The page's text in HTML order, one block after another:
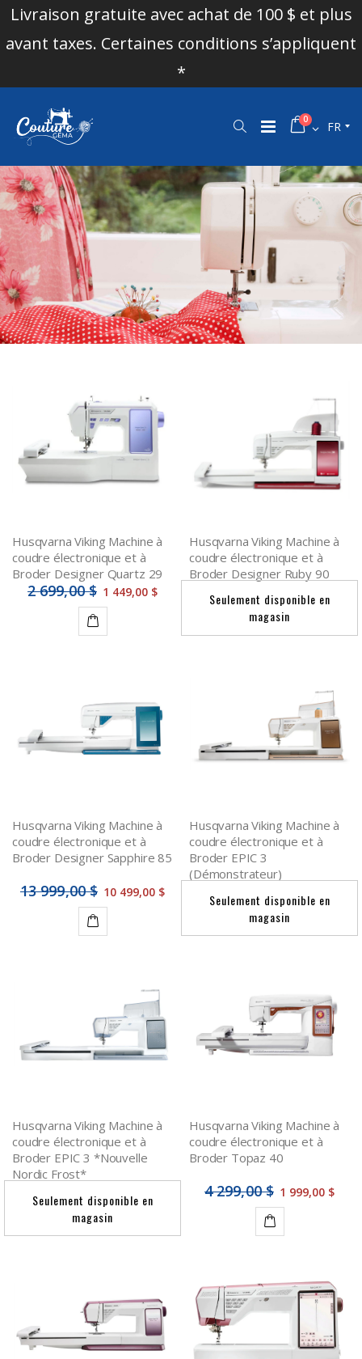
Livraison gratuite avec achat de 100 $ et plus
avant taxes. Certaines conditions s’appliquent
*
0 FR
Husqvarna Viking Machine à
coudre électronique et à
Broder Designer Quartz 29
2 699,00 $ 1 449,00 $
Husqvarna Viking Machine à
coudre électronique et à
Broder Designer Ruby 90
Seulement disponible en
magasin
Husqvarna Viking Machine à
coudre électronique et à
Broder Designer Sapphire 85
13 999,00 $ 10 499,00 $
Husqvarna Viking Machine à
coudre électronique et à
Broder EPIC 3
(Démonstrateur)
Seulement disponible en
magasin
Husqvarna Viking Machine à
coudre électronique et à
Broder EPIC 3 *Nouvelle
Nordic Frost*
Seulement disponible en
magasin
Husqvarna Viking Machine à
coudre électronique et à
Broder Topaz 40
4 299,00 $ 1 999,00 $